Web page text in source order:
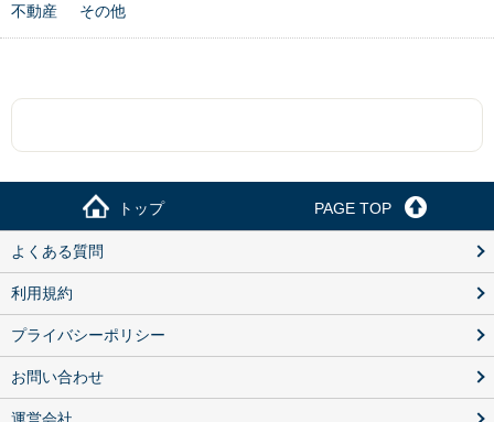
不動産
その他
トップ PAGE TOP
よくある質問
利用規約
プライバシーポリシー
お問い合わせ
運営会社